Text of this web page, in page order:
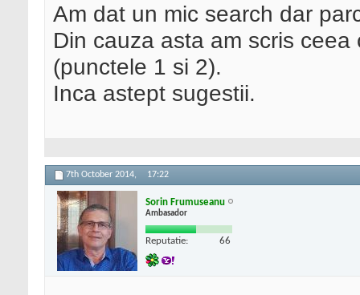
Am dat un mic search dar
Din cauza asta am scris
(punctele 1 si 2).
Inca astept sugestii.
7th October 2014, 17:22
Sorin Frumuseanu
Ambasador
Reputatie: 66